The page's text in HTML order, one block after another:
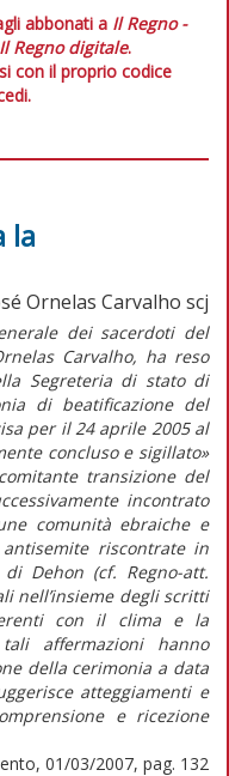
abbonati a Il Regno -
Il Regno digitale.
con il proprio codice
la
Ornelas Carvalho scj
dei sacerdoti del
Carvalho, ha reso
Segreteria di stato di
di beatificazione del
per il 24 aprile 2005 al
concluso e sigillato»
transizione del
incontrato
comunità ebraiche e
riscontrate in
Dehon (cf. Regno-att.
nell’insieme degli scritti
con il clima e la
affermazioni hanno
della cerimonia a data
atteggiamenti e
e ricezione
01/03/2007, pag. 132